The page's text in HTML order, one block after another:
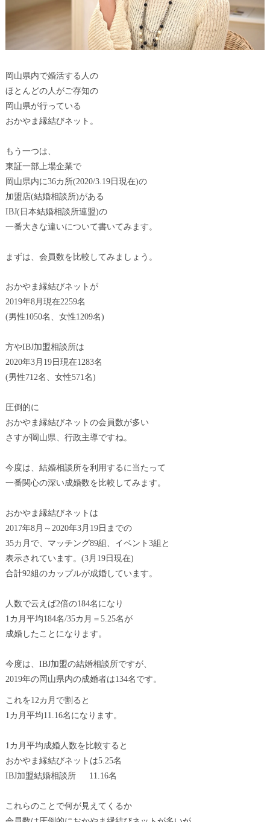
岡山県内で婚活する人の
ほとんどの人がご存知の
岡山県が行っている
おかやま縁結びネット。
もう一つは、
東証一部上場企業で
岡山県内に36カ所(2020/3.19日現在)の
加盟店(結婚相談所)がある
IBJ(日本結婚相談所連盟)の
一番大きな違いについて書いてみます。
まずは、会員数を比較してみましょう。
おかやま縁結びネットが
2019年8月現在2259名
(男性1050名、女性1209名)
方やIBJ加盟相談所は
2020年3月19日現在1283名
(男性712名、女性571名)
圧倒的に
おかやま縁結びネットの会員数が多い
さすが岡山県、行政主導ですね。
今度は、結婚相談所を利用するに当たって
一番関心の深い成婚数を比較してみます。
おかやま縁結びネットは
2017年8月～2020年3月19日までの
35カ月で、マッチング89組、イベント3組と
表示されています。(3月19日現在)
合計92組のカップルが成婚しています。
人数で云えば2倍の184名になり
1カ月平均184名/35カ月＝5.25名が
成婚したことになります。
今度は、IBJ加盟の結婚相談所ですが、
2019年の岡山県内の成婚者は134名です。
これを12カ月で割ると
1カ月平均11.16名になります。
1カ月平均成婚人数を比較すると
おかやま縁結びネットは5.25名
IBJ加盟結婚相談所 11.16名
これらのことで何が見えてくるか